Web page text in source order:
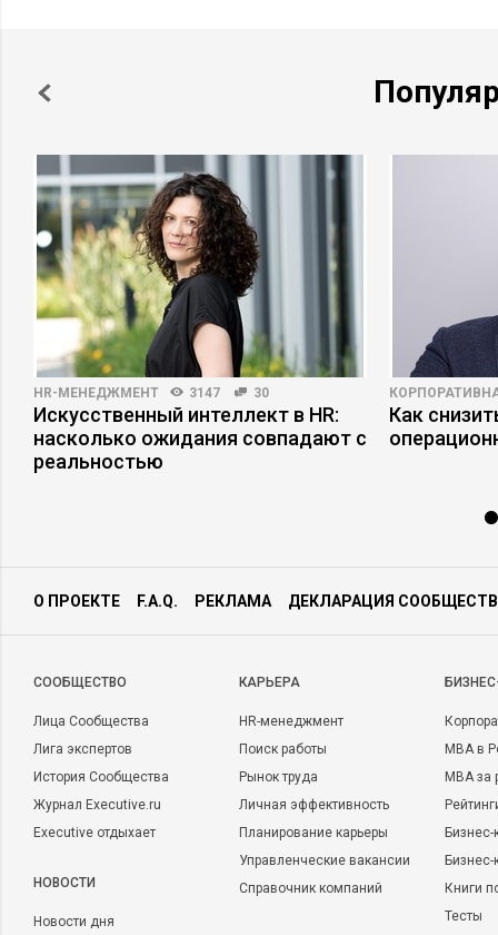
HR-МЕНЕДЖМЕНТ 3147 30
Искусственный интеллект в HR:
насколько ожидания совпадают с
реальностью
Как
О ПРОЕКТЕ F.A.Q. РЕКЛАМА ДЕКЛАРАЦИЯ
CООБЩЕСТВО
Лица Сообщества
Лига экспертов
История Сообщества
Журнал Executive.ru
Executive отдыхает
НОВОСТИ
Новости дня
КАРЬЕРА
HR-менеджмент
Поиск работы
Рынок труда
Личная эффективность
Планирование карьеры
Управленческие вакансии
Справочник компаний
MBA в
MBA
Бизнес-
Книги
Тесты